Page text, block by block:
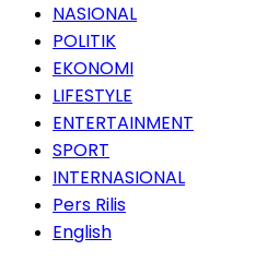
NASIONAL
POLITIK
EKONOMI
LIFESTYLE
ENTERTAINMENT
SPORT
INTERNASIONAL
Pers Rilis
English